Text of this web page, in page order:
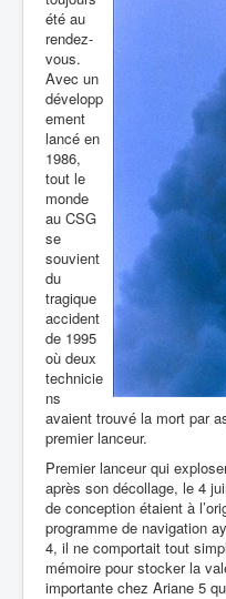
été au
rendez-
vous.
Avec un
développ
ement
lancé en
1986,
tout le
monde
au CSG
se
souvient
du
tragique
accident
de 1995
où deux
technicie
ns
avaient trouvé la mort par
premier lanceur.
Premier lanceur qui
après son décollage, le 4
de conception étaient à
programme de navigation
4, il ne comportait tout
mémoire pour stocker la
importante chez Ariane 5